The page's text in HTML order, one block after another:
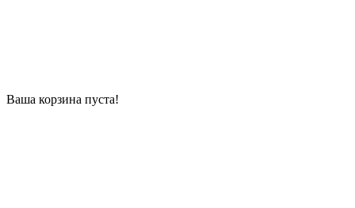
Ваша корзина пуста!